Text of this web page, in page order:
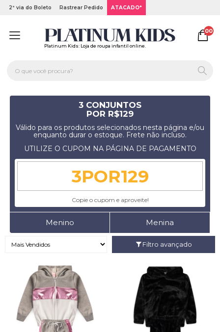
2ª via do Boleto Rastrear Pedido ATACADO*
Platinum Kids: Loja de roupa infantil online.
00
3 CONJUNTOS
POR R$129
Válido para os produtos selecionados nesta página e/ou
enquanto durar o estoque. Frete não incluso.
UTILIZE O CUPOM NA PÁGINA DE PAGAMENTO
Copie o cupom e aproveite!
Menino Menina
Filtro avançado